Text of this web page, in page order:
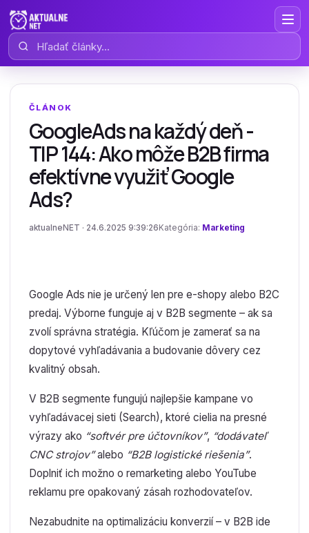
Hľadať články
ČLÁNOK
GoogleAds na každý deň -
TIP 144: Ako môže B2B firma
efektívne využiť Google
Ads?
aktualneNET · 24.6.2025 9:39:26 Kategória: Marketing
Google Ads nie je určený len pre e-shopy alebo B2C
predaj. Výborne funguje aj v B2B segmente – ak sa
zvolí správna stratégia. Kľúčom je zamerať sa na
dopytové vyhľadávania a budovanie dôvery cez
kvalitný obsah.
V B2B segmente fungujú najlepšie kampane vo
vyhľadávacej sieti (Search), ktoré cielia na presné
výrazy ako “softvér pre účtovníkov”, “dodávateľ
CNC strojov”alebo “B2B logistické riešenia”.
Doplniť ich možno o remarketing alebo YouTube
reklamu pre opakovaný zásah rozhodovateľov.
Nezabudnite na optimalizáciu konverzií – v B2B ide